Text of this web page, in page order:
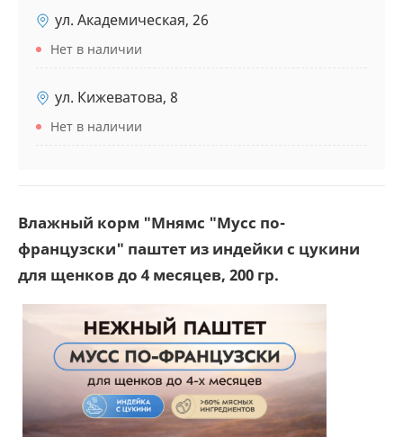
ул. Академическая, 26
Нет в наличии
ул. Кижеватова, 8
Нет в наличии
Влажный корм "Мнямс "Мусс по-
французски" паштет из индейки с цукини
для щенков до 4 месяцев, 200 гр.